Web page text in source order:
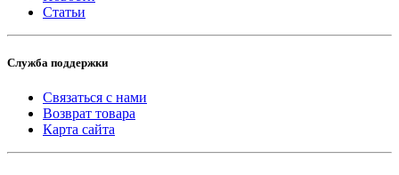
Статьи
Служба поддержки
Связаться с нами
Возврат товара
Карта сайта